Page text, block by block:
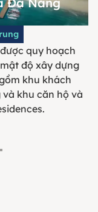
quy hoạch
độ xây dựng
khu khách
và khu căn hộ và